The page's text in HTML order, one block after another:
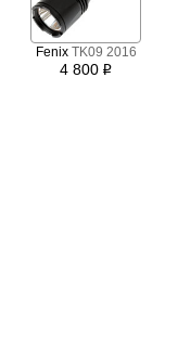
Fenix TK09 2016
4 800 i